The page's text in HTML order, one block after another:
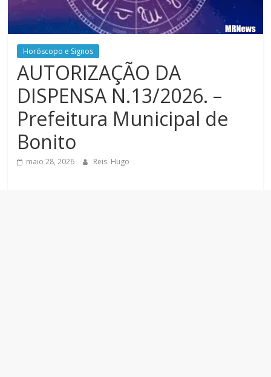
Horóscopo e Signos
AUTORIZAÇÃO DA
DISPENSA N.13/2026. –
Prefeitura Municipal de
Bonito
maio 28, 2026 Reis. Hugo